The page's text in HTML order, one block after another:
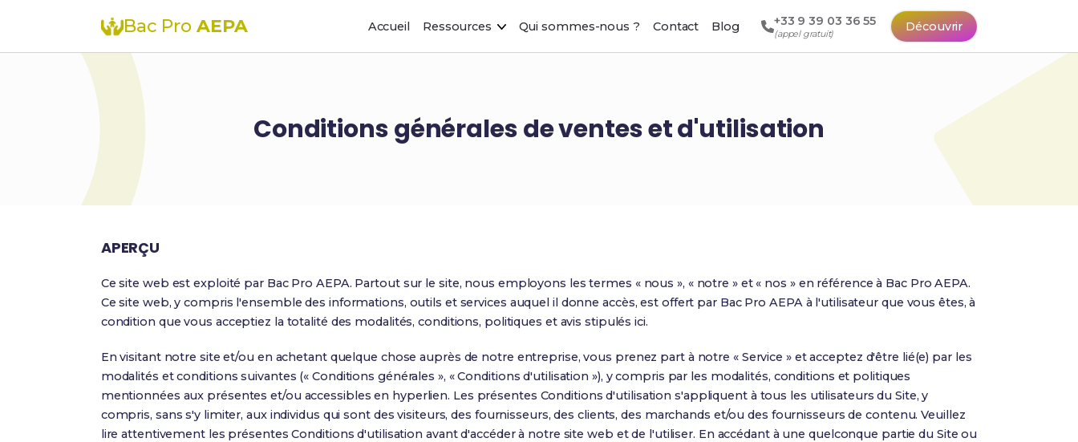
Bac Pro AEPA Accueil Ressources Qui sommes-nous ? Contact Blog +33 9 39 03 36 55
(appel gratuit)
Découvrir
Conditions générales de ventes et d'utilisation
APERÇU
Ce site web est exploité par Bac Pro AEPA. Partout sur le site, nous employons les termes « nous », « notre » et « nos » en référence à Bac Pro AEPA.
Ce site web, y compris l'ensemble des informations, outils et services auquel il donne accès, est offert par Bac Pro AEPA à l'utilisateur que vous êtes, à
condition que vous acceptiez la totalité des modalités, conditions, politiques et avis stipulés ici.
En visitant notre site et/ou en achetant quelque chose auprès de notre entreprise, vous prenez part à notre « Service » et acceptez d'être lié(e) par les
modalités et conditions suivantes (« Conditions générales », « Conditions d'utilisation »), y compris par les modalités, conditions et politiques
mentionnées aux présentes et/ou accessibles en hyperlien. Les présentes Conditions d'utilisation s'appliquent à tous les utilisateurs du Site, y
compris, sans s'y limiter, aux individus qui sont des visiteurs, des fournisseurs, des clients, des marchands et/ou des fournisseurs de contenu. Veuillez
lire attentivement les présentes Conditions d'utilisation avant d'accéder à notre site web et de l'utiliser. En accédant à une quelconque partie du Site ou